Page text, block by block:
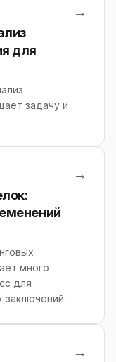
для
задачу и
→
много
для
заключений.
→
→